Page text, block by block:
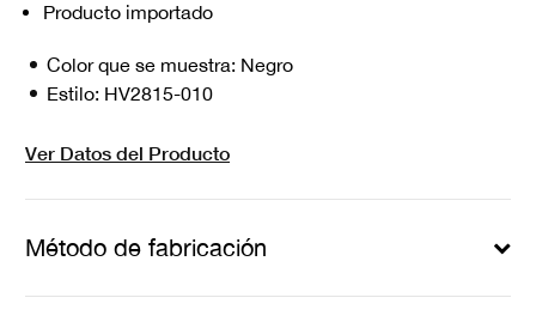
Producto importado
Color que se muestra: Negro
Estilo: HV2815-010
Ver Datos del Producto
Método de fabricación